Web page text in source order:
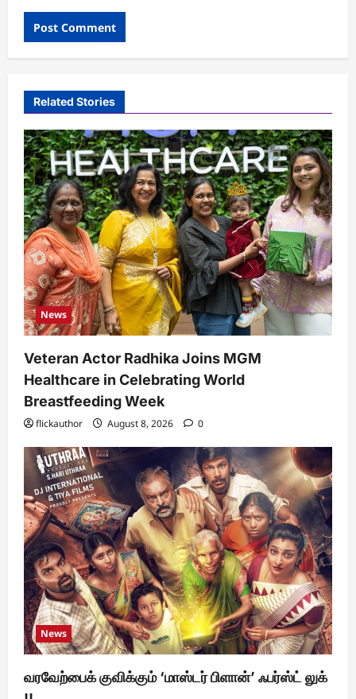
Related Stories
News
Veteran Actor Radhika Joins MGM
Healthcare in Celebrating World
Breastfeeding Week
flickauthor August 8, 2026 0
News
வரவேற்பைக் குவிக்கும் ‘மாஸ்டர் பிளான்’ ஃபர்ஸ்ட் லுக்